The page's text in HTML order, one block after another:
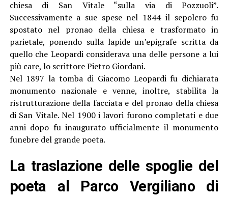
chiesa di San Vitale “sulla via di Pozzuoli”.
Successivamente a sue spese nel 1844 il sepolcro fu
spostato nel pronao della chiesa e trasformato in
parietale, ponendo sulla lapide un’epigrafe scritta da
quello che Leopardi considerava una delle persone a lui
più care, lo scrittore Pietro Giordani.
Nel 1897 la tomba di Giacomo Leopardi fu dichiarata
monumento nazionale e venne, inoltre, stabilita la
ristrutturazione della facciata e del pronao della chiesa
di San Vitale. Nel 1900 i lavori furono completati e due
anni dopo fu inaugurato ufficialmente il monumento
funebre del grande poeta.
La traslazione delle spoglie del
poeta al Parco Vergiliano di